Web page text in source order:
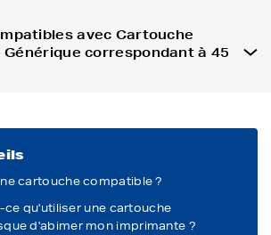
avec Cartouche
Générique correspondant à 45
cartouche compatible ?
ce qu'utiliser une cartouche
d'abimer mon imprimante ?